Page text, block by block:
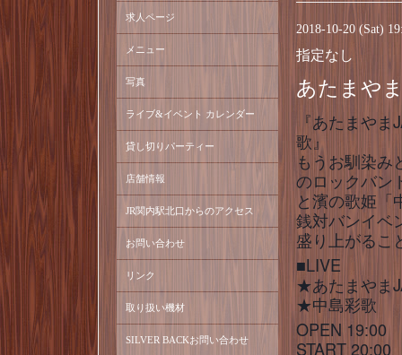
2018-10-20 (Sat)
指定なし
あたまや
『あたまやま
歌』
もうお馴染み
のロックバン
と濱の歌姫「
銭対バンイベ
盛り上がるこ
■LIVE
★あたまやま
★中島彩歌
OPEN 19:00
START 20:00
求人ページ
メニュー
写真
ライブ&イベント カレンダー
貸し切りパーティー
店舗情報
JR関内駅北口からのアクセス
お問い合わせ
リンク
取り扱い機材
SILVER BACKお問い合わせ